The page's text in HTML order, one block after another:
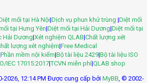
mối tại Hà Nội|Dịch vụ phun khử trùng |Diệt mối
tại Hưng Yên|Diệt mối tại Hải Dương|Diệt mối tại
Hải Dương|Xét nghiệm QLAB|Chất lượng xét
lượng xét nghiệm|Free Medical
Phần mềm nội kiểm|Bộ tài liệu 2429|Bộ tài liệu ISO
IEC 17015:2017|TCVN miễn phí|QLAB shop
2026, 12:14 PM Được cung cấp bởi MyBB, © 2002-